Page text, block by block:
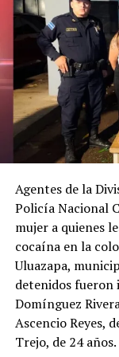
C., la
el
sido
delito.
Agentes de la
Policía Nacional
mujer a quienes
cocaína en la
Uluazapa,
detenidos fueron
Domínguez
Ascencio Reyes,
Trejo, de 24 años.